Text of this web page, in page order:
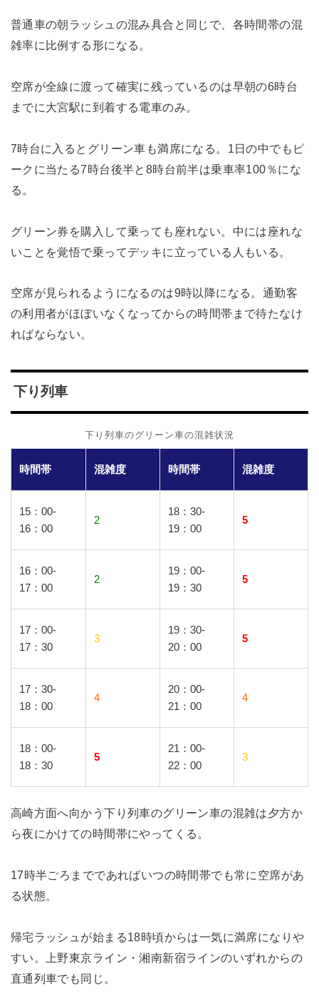
普通車の朝ラッシュの混み具合と同じで、各時間帯の混
雑率に比例する形になる。
空席が全線に渡って確実に残っているのは早朝の6時台
までに大宮駅に到着する電車のみ。
7時台に入るとグリーン車も満席になる。1日の中でもピ
ークに当たる7時台後半と8時台前半は乗車率100％にな
る。
グリーン券を購入して乗っても座れない。中には座れな
いことを覚悟で乗ってデッキに立っている人もいる。
空席が見られるようになるのは9時以降になる。通勤客
の利用者がほぼいなくなってからの時間帯まで待たなけ
ればならない。
下り列車
下り列車のグリーン車の混雑状況
時間帯 混雑度 時間帯 混雑度
15：00-
16：00
2
18：30-
19：00
5
16：00-
17：00
2
19：00-
19：30
5
17：00-
17：30
3
19：30-
20：00
5
17：30-
18：00
4
20：00-
21：00
4
18：00-
18：30
5
21：00-
22：00
3
高崎方面へ向かう下り列車のグリーン車の混雑は夕方か
ら夜にかけての時間帯にやってくる。
17時半ごろまでであればいつの時間帯でも常に空席があ
る状態。
帰宅ラッシュが始まる18時頃からは一気に満席になりや
すい。上野東京ライン・湘南新宿ラインのいずれからの
直通列車でも同じ。